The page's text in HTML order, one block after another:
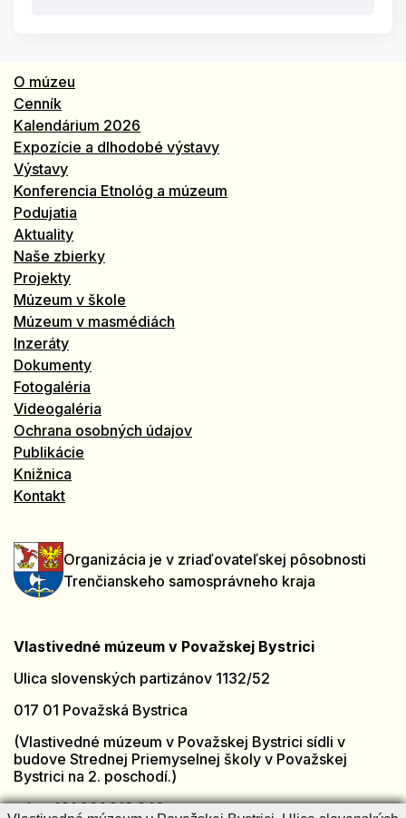
O múzeu
Cenník
Kalendárium 2026
Expozície a dlhodobé výstavy
Výstavy
Konferencia Etnológ a múzeum
Podujatia
Aktuality
Naše zbierky
Projekty
Múzeum v škole
Múzeum v masmédiách
Inzeráty
Dokumenty
Fotogaléria
Videogaléria
Ochrana osobných údajov
Publikácie
Knižnica
Kontakt
Organizácia je v zriaďovateľskej pôsobnosti
Trenčianskeho samosprávneho kraja
Vlastivedné múzeum v Považskej Bystrici
Ulica slovenských partizánov 1132/52
017 01 Považská Bystrica
(Vlastivedné múzeum v Považskej Bystrici sídli v
budove Strednej Priemyselnej školy v Považskej
Bystrici na 2. poschodí.)
tel.: +421 901 918 846